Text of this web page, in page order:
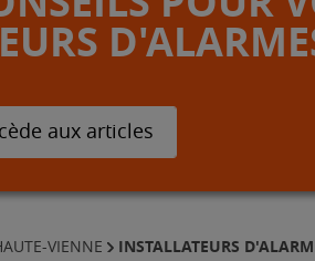
aux articles
VIENNE INSTALLATEURS